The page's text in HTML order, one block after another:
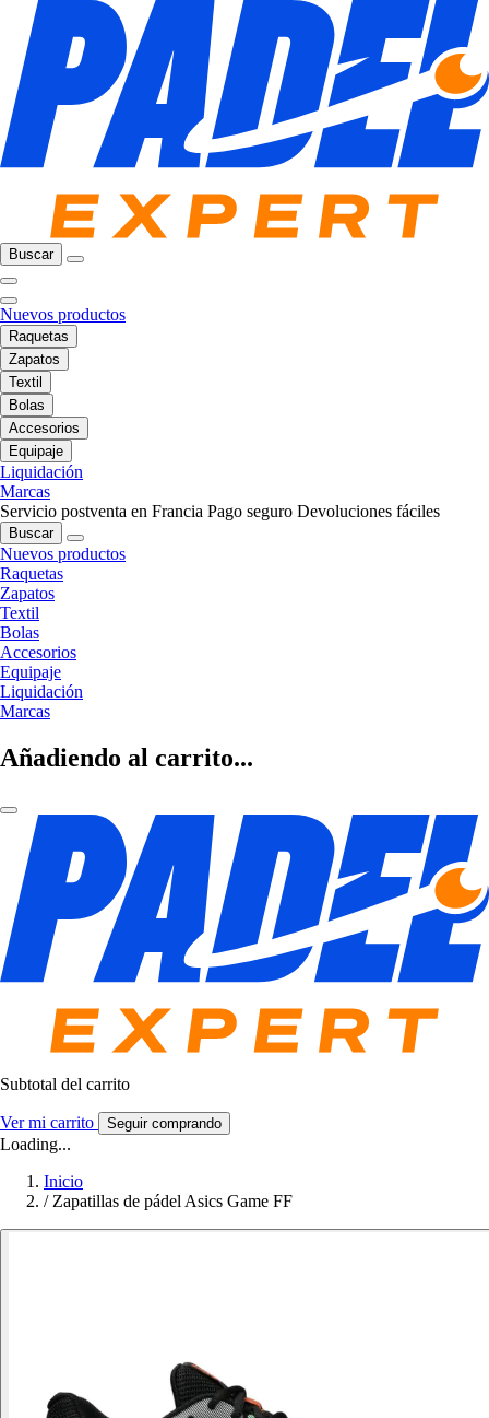
Buscar
Nuevos productos
Raquetas
Zapatos
Textil
Bolas
Accesorios
Equipaje
Liquidación
Marcas
Servicio postventa en Francia Pago seguro Devoluciones fáciles
Buscar
Nuevos productos
Raquetas
Zapatos
Textil
Bolas
Accesorios
Equipaje
Liquidación
Marcas
Añadiendo al carrito...
Subtotal del carrito
Ver mi carrito Seguir comprando
Loading...
Inicio
/ Zapatillas de pádel Asics Game FF